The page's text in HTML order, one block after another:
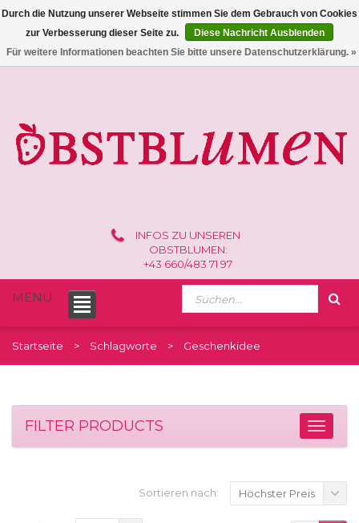
0 / €0,00
INFOS ZU UNSEREN
OBSTBLUMEN:
+43 660/483 71 97
MENU
Startseite Schlagworte Geschenkidee
FILTER PRODUCTS
Sortieren nach: Höchster Preis
Durch die Nutzung unserer Webseite stimmen Sie dem Gebrauch von Cookies
zur Verbesserung dieser Seite zu.
Diese Nachricht Ausblenden
Für weitere Informationen beachten Sie bitte unsere Datenschutzerklärung. »